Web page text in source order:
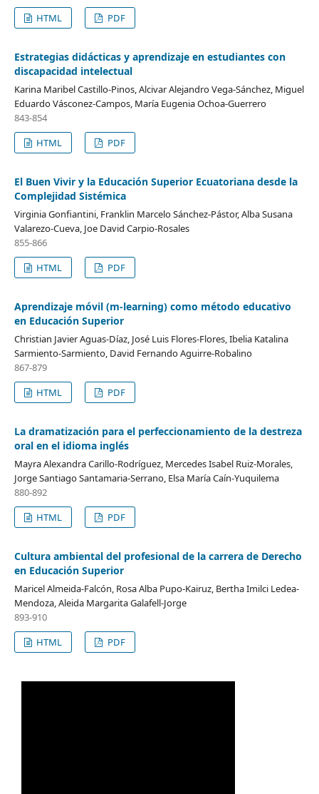
HTML
PDF
Estrategias didácticas y aprendizaje en estudiantes con
discapacidad intelectual
Karina Maribel Castillo-Pinos, Alcivar Alejandro Vega-Sánchez, Miguel
Eduardo Vásconez-Campos, María Eugenia Ochoa-Guerrero
843-854
HTML
PDF
El Buen Vivir y la Educación Superior Ecuatoriana desde la
Complejidad Sistémica
Virginia Gonfiantini, Franklin Marcelo Sánchez-Pástor, Alba Susana
Valarezo-Cueva, Joe David Carpio-Rosales
855-866
HTML
PDF
Aprendizaje móvil (m-learning) como método educativo
en Educación Superior
Christian Javier Aguas-Díaz, José Luis Flores-Flores, Ibelia Katalina
Sarmiento-Sarmiento, David Fernando Aguirre-Robalino
867-879
HTML
PDF
La dramatización para el perfeccionamiento de la destreza
oral en el idioma inglés
Mayra Alexandra Carillo-Rodríguez, Mercedes Isabel Ruiz-Morales,
Jorge Santiago Santamaria-Serrano, Elsa María Caín-Yuquilema
880-892
HTML
PDF
Cultura ambiental del profesional de la carrera de Derecho
en Educación Superior
Maricel Almeida-Falcón, Rosa Alba Pupo-Kairuz, Bertha Imilci Ledea-
Mendoza, Aleida Margarita Galafell-Jorge
893-910
HTML
PDF